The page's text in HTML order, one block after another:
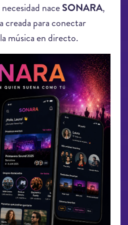
naceSONARA,
creada para conectar
música en directo.